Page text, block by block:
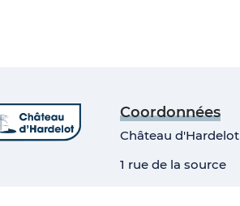
Coordonnées
Château d'Hardelot
1 rue de la source